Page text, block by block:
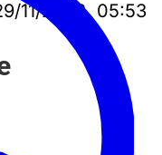
11/2023, 05:53